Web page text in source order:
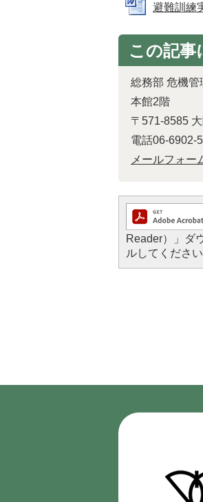
避難訓練
この記事
総務部 危機管
本館2階
〒571-8585
電話06-6902-
メールフォー
Reader）」ダ
ルしてください
門